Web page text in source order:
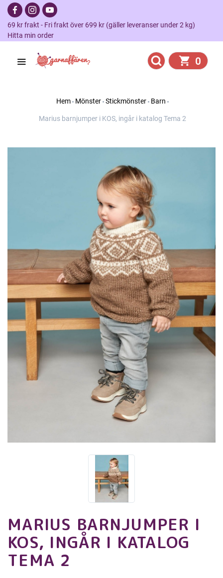
69 kr frakt - Fri frakt över 699 kr (gäller leveranser under 2 kg)
Hitta min order
0
Hem Mönster Stickmönster Barn
Marius barnjumper i KOS, ingår i katalog Tema 2
MARIUS BARNJUMPER I
KOS, INGÅR I KATALOG
TEMA 2